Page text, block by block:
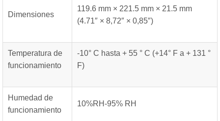
Dimensiones
119.6 mm × 221.5 mm × 21.5 mm
(4.71″ × 8,72″ × 0,85″)
Temperatura de
funcionamiento
-10° C hasta + 55 ° C (+14° F a + 131 °
F)
Humedad de
funcionamiento
10%RH-95% RH